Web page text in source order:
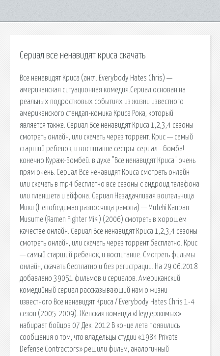
Сериал все ненавидят криса скачать
Все ненавидят Криса (англ. Everybody Hates Chris) —
американская ситуационная комедия.Сериал основан на
реальных подростковых событиях из жизни известного
американского стендап-комика Криса Рока, который
является также. Сериал Все ненавидят Криса 1,2,3,4 сезоны
смотреть онлайн, или скачать через торрент. Крис — самый
старший ребенок, и воспитание сестры. сериал - бомба!
конечно Кураж-Бомбей. в духе "Все ненавидят Криса" очень
прям очень. Сериал Все ненавидят Криса смотреть онлайн
или скачать в mp4 бесплатно все сезоны с андроид телефона
или планшета и айфона. Сериал Незадачливая воительница
Мики (Непобедимая разносчица рамэна) — Muteki Kanban
Musume (Ramen Fighter Miki) (2006) смотреть в хорошем
качестве онлайн. Сериал Все ненавидят Криса 1,2,3,4 сезоны
смотреть онлайн, или скачать через торрент бесплатно. Крис
— самый старший ребенок, и воспитание. Смотреть фильмы
онлайн, скачать бесплатно и без регистрации. На 29.06.2018
добавлено 39051 фильмов и сериалов. Американский
комедийный сериал рассказывающий нам о жизни
известного Все ненавидят Криса / Everybody Hates Chris 1-4
сезон (2005-2009). Женская команда «Неудержимых»
набирает бойцов 07 Дек. 2012 В конце лета появились
сообщения о том, что владельцы студии «1984 Private
Defense Contractors» решили фильм, аналогичный